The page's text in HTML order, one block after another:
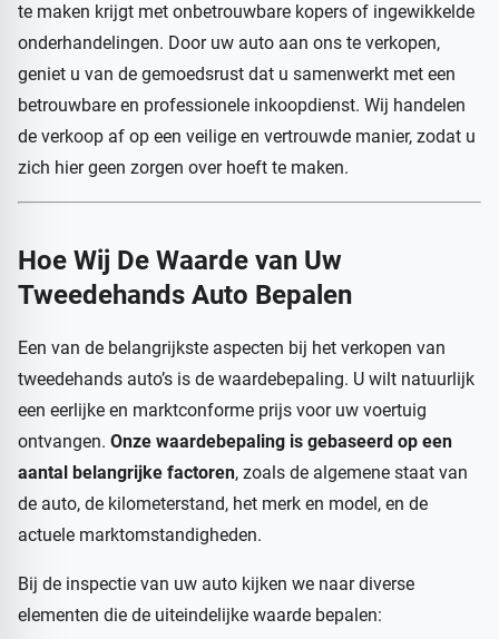
te maken krijgt met onbetrouwbare kopers of ingewikkelde
onderhandelingen. Door uw auto aan ons te verkopen,
geniet u van de gemoedsrust dat u samenwerkt met een
betrouwbare en professionele inkoopdienst. Wij handelen
de verkoop af op een veilige en vertrouwde manier, zodat u
zich hier geen zorgen over hoeft te maken.
Hoe Wij De Waarde van Uw
Tweedehands Auto Bepalen
Een van de belangrijkste aspecten bij het verkopen van
tweedehands auto’s is de waardebepaling. U wilt natuurlijk
een eerlijke en marktconforme prijs voor uw voertuig
ontvangen. Onze waardebepaling is gebaseerd op een
aantal belangrijke factoren, zoals de algemene staat van
de auto, de kilometerstand, het merk en model, en de
actuele marktomstandigheden.
Bij de inspectie van uw auto kijken we naar diverse
elementen die de uiteindelijke waarde bepalen: